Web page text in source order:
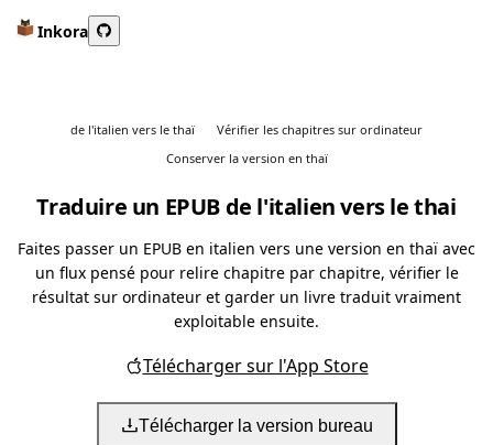
Inkora
de l'italien vers le thaï
Vérifier les chapitres sur ordinateur
Conserver la version en thaï
Traduire un EPUB de l'italien vers le thai
Faites passer un EPUB en italien vers une version en thaï avec
un flux pensé pour relire chapitre par chapitre, vérifier le
résultat sur ordinateur et garder un livre traduit vraiment
exploitable ensuite.
Télécharger sur l'App Store
Télécharger la version bureau